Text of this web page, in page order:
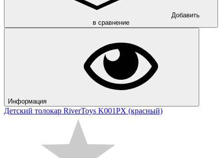
Добавить
в сравнение
Информация
Детский толокар RiverToys K001PX (красный)